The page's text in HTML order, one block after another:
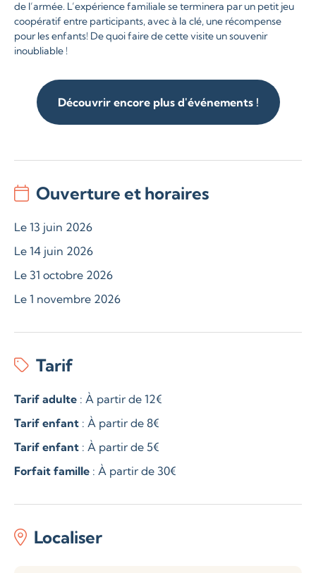
de l’armée. L’expérience familiale se terminera par un petit jeu
coopératif entre participants, avec à la clé, une récompense
pour les enfants! De quoi faire de cette visite un souvenir
inoubliable !
Découvrir encore plus d'événements !
Ouverture et horaires
Le 13 juin 2026
Le 14 juin 2026
Le 31 octobre 2026
Le 1 novembre 2026
Tarif
Tarif adulte : À partir de 12€
Tarif enfant : À partir de 8€
Tarif enfant : À partir de 5€
Forfait famille : À partir de 30€
Localiser